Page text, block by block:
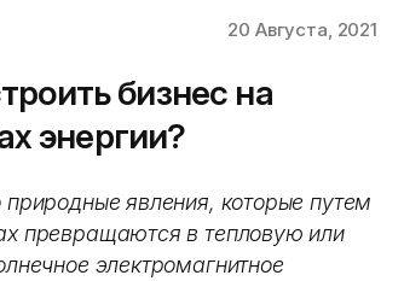
20 Августа, 2021
бизнес на
энергии?
явления, которые путем
превращаются в тепловую или
электромагнитное